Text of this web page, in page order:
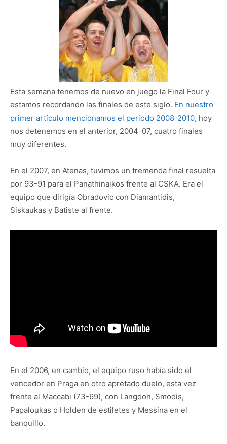
Esta semana tenemos de nuevo en juego la Final Four y
estamos recordando las finales de este siglo. En nuestro
primer artículo mencionamos el periodo 2008-2010, hoy
nos detenemos en el anterior, 2004-07, cuatro finales
muy diferentes.
En el 2007, en Atenas, tuvimos un tremenda final resuelta
por 93-91 para el Panathinaikos frente al CSKA. Era el
equipo que dirigía Obradovic con Diamantidis,
Siskaukas y Batiste al frente.
En el 2006, en cambio, el equipo ruso había sido el
vencedor en Praga en otro apretado duelo, esta vez
frente al Maccabi (73-69), con Langdon, Smodis,
Papaloukas o Holden de estiletes y Messina en el
banquillo.